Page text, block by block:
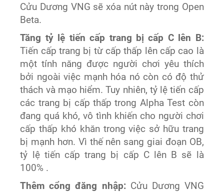
Cửu Dương VNG sẽ xóa nút này trong Open
Beta.
Tăng tỷ lệ tiến cấp trang bị cấp C lên B:
Tiến cấp trang bị từ cấp thấp lên cấp cao là
một tính năng được người chơi yêu thích
bởi ngoài việc mạnh hóa nó còn có độ thử
thách và mạo hiểm. Tuy nhiên, tỷ lệ tiến cấp
các trang bị cấp thấp trong Alpha Test còn
đang quá khó, vô tình khiến cho người chơi
cấp thấp khó khăn trong việc sở hữu trang
bị mạnh hơn. Vì thế nên sang giai đoạn OB,
tỷ lệ tiến cấp trang bị cấp C lên B sẽ là
100% .
Thêm cổng đăng nhập: Cửu Dương VNG